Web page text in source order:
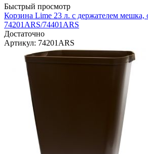
Быстрый просмотр
Корзина Lime 23 л. с держателем мешка,
74201ARS/74401ARS
Достаточно
Артикул: 74201ARS